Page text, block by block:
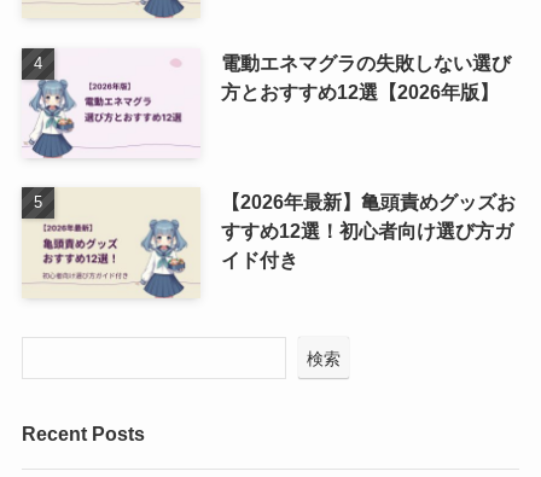
電動エネマグラの失敗しない選び
方とおすすめ12選【2026年版】
【2026年最新】亀頭責めグッズお
すすめ12選！初心者向け選び方ガ
イド付き
検索
Recent Posts